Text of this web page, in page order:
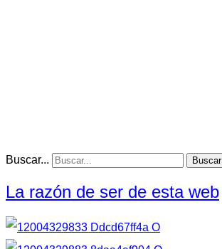
Buscar... Buscar
La razón de ser de esta web